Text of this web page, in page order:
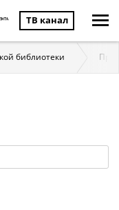
ТВ канал
библиотеки